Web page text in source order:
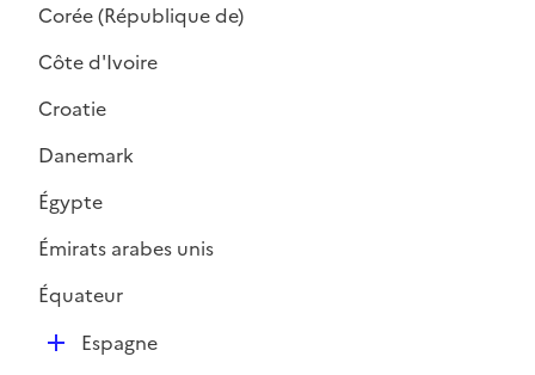
Corée (République de)
Côte d'Ivoire
Croatie
Danemark
Égypte
Émirats arabes unis
Équateur
DEspagne